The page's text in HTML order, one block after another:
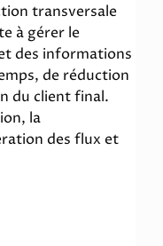
transversale
à gérer le
des informations
de réduction
du client final.
la
des flux et